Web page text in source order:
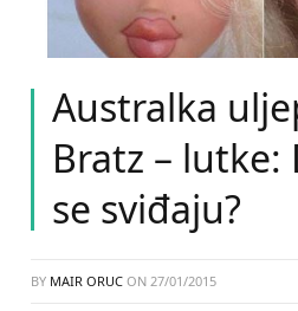
Australka
Bratz – lutke:
se sviđaju?
BY MAIR ORUC ON 27/01/2015